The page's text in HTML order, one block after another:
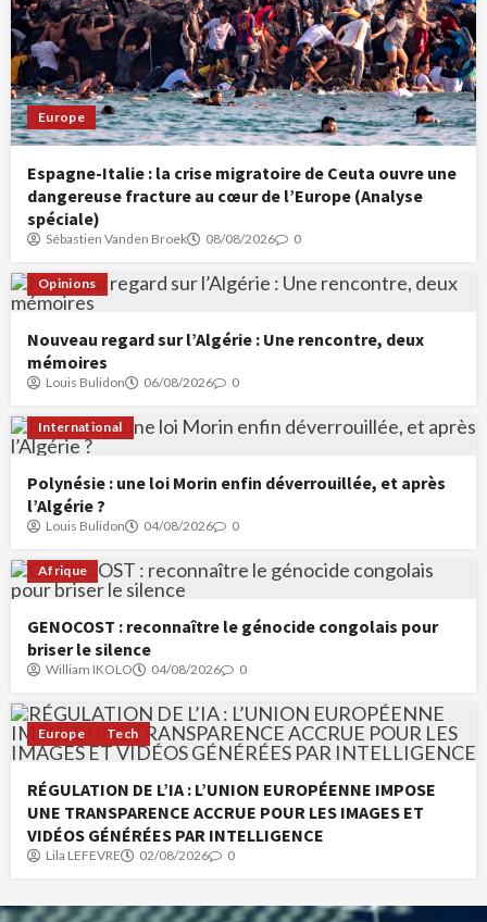
Europe
Espagne-Italie : la crise migratoire de Ceuta ouvre une
dangereuse fracture au cœur de l’Europe (Analyse
spéciale)
Sébastien Vanden Broek 08/08/2026 0
Opinions
Nouveau regard sur l’Algérie : Une rencontre, deux
mémoires
Louis Bulidon 06/08/2026 0
International
Polynésie : une loi Morin enfin déverrouillée, et après
l’Algérie ?
Louis Bulidon 04/08/2026 0
Afrique
GENOCOST : reconnaître le génocide congolais pour
briser le silence
William IKOLO 04/08/2026 0
Europe Tech
RÉGULATION DE L’IA : L’UNION EUROPÉENNE IMPOSE
UNE TRANSPARENCE ACCRUE POUR LES IMAGES ET
VIDÉOS GÉNÉRÉES PAR INTELLIGENCE
Lila LEFEVRE 02/08/2026 0